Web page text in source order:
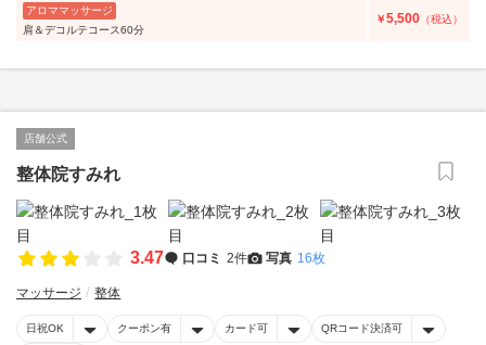
アロママッサージ
肩＆デコルテコース60分
￥5,500 （税込）
店舗公式
整体院すみれ
3.47 口コミ 2件 写真 16枚
マッサージ 整体
日祝OK クーポン有 カード可 QRコード決済可